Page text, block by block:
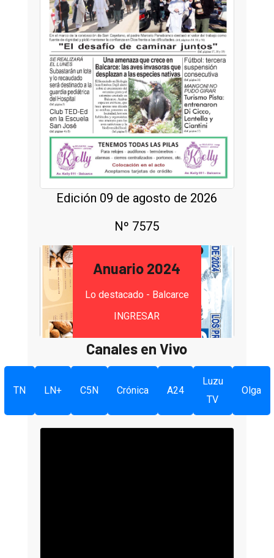
Edición 09 de agosto de 2026
Nº 7575
Anuario 2024
Lo destacado - Balcarce
INGRESAR
Canales en Vivo
TN LN+ C5N Crónica A24
Luzu
TV
Olga